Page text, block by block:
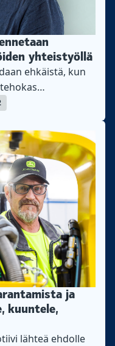
yhteistyöllä
ehkäistä, kun
päätoimittaja
ja
kuuntele,
lähteä ehdolle